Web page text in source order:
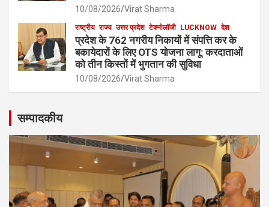
10/08/2026 Virat Sharma
राष्ट्रीय राज्य उत्तर प्रदेश टेक्नोलॉजी LUCKNOW देश
प्रदेश के 762 नगरीय निकायों में संपत्ति कर के
बकायेदारों के लिए OTS योजना लागू: करदाताओं
को तीन किस्तों में भुगतान की सुविधा
10/08/2026 Virat Sharma
सम्पादकीय